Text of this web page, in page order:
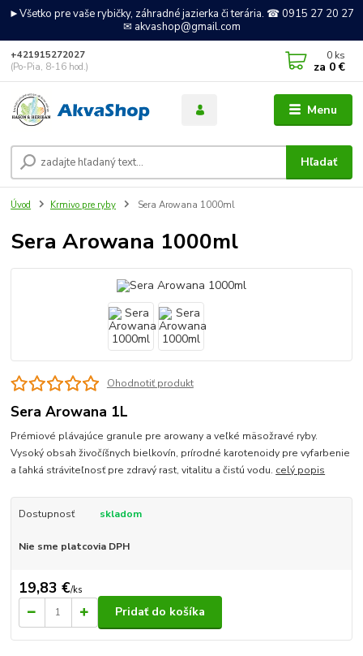
►Všetko pre vaše rybičky, záhradné jazierka či terária. ☎ 0915 27 20 27
✉ akvashop@gmail.com
Menu
Hľadať
+421915272027
(Po-Pia, 8-16 hod.)
0 ks
za 0 €
Úvod Krmivo pre ryby Sera Arowana 1000ml
Sera Arowana 1000ml
Ohodnotiť produkt
Sera Arowana 1L
Prémiové plávajúce granule pre arowany a veľké mäsožravé ryby.
Vysoký obsah živočíšnych bielkovín, prírodné karotenoidy pre vyfarbenie
a ľahká stráviteľnosť pre zdravý rast, vitalitu a čistú vodu. celý popis
Dostupnosť skladom
Nie sme platcovia DPH
19,83 €/ks
Pridať do košíka